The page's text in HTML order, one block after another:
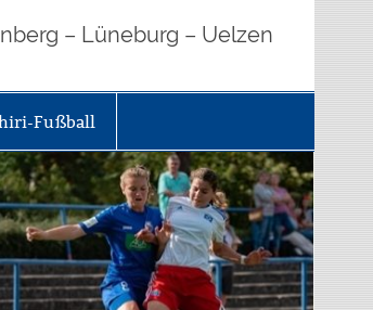
– Lüneburg – Uelzen
Fußball